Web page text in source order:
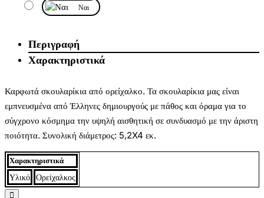
Ναι
Περιγραφή
Χαρακτηριστικά
Καρφωτά σκουλαρίκια από ορείχαλκο. Τα σκουλαρίκια μας είναι
εμπνευσμένα από Έλληνες δημιουργούς με πάθος και όραμα για το
σύγχρονο κόσμημα την υψηλή αισθητική σε συνδυασμό με την άριστη
ποιότητα. Συνολική διάμετρος: 5,2X4 εκ.
Χαρακτηριστικά
Υλικό Ορείχαλκος